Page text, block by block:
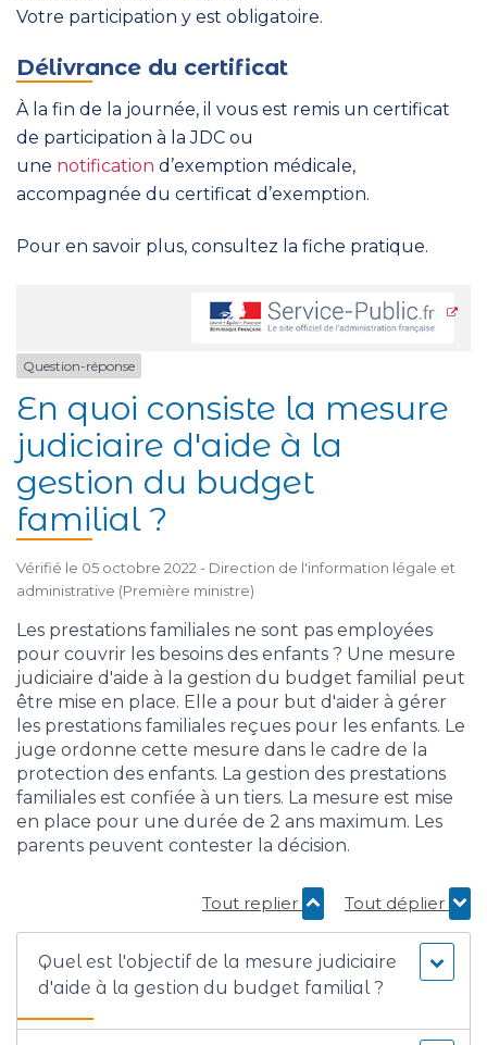
Votre participation y est obligatoire.
Délivrance du certificat
À la fin de la journée, il vous est remis un certificat
de participation à la JDC ou
une notification d’exemption médicale,
accompagnée du certificat d’exemption.
Pour en savoir plus, consultez la fiche pratique.
Question-réponse
En quoi consiste la mesure
judiciaire d'aide à la
gestion du budget
familial ?
Vérifié le 05 octobre 2022 - Direction de l'information légale et
administrative (Première ministre)
Les prestations familiales ne sont pas employées
pour couvrir les besoins des enfants ? Une mesure
judiciaire d'aide à la gestion du budget familial peut
être mise en place. Elle a pour but d'aider à gérer
les prestations familiales reçues pour les enfants. Le
juge ordonne cette mesure dans le cadre de la
protection des enfants. La gestion des prestations
familiales est confiée à un tiers. La mesure est mise
en place pour une durée de 2 ans maximum. Les
parents peuvent contester la décision.
Tout replier Tout déplier
Quel est l'objectif de la mesure judiciaire
d'aide à la gestion du budget familial ?